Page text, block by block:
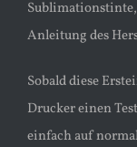
Anleitung des
Sobald diese
Drucker einen
einfach auf